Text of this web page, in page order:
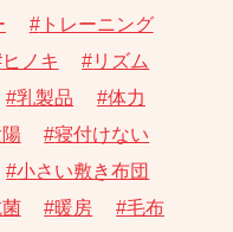
トレーニング
ヒノキ
リズム
乳製品
体力
寝付けない
小さい敷き布団
暖房
毛布